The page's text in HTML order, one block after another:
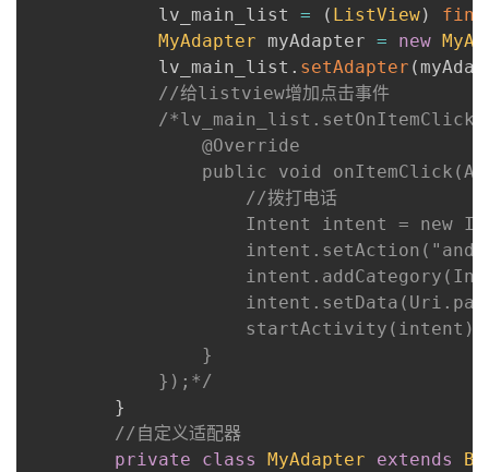
            lv_main_list
= ( ListView)
MyAdapter myAdapter = new
            lv_main_list
. setAdapter (
//给listview增加点击事件
/
                @Override
public void
                    //拨打电话
Intent intent = new
                    startActivity(intent);
                }
            });*/
}
//自定义适配器
private
class MyAdapter extends